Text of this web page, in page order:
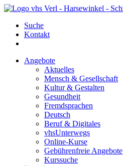
Suche
Kontakt
Angebote
Aktuelles
Mensch & Gesellschaft
Kultur & Gestalten
Gesundheit
Fremdsprachen
Deutsch
Beruf & Digitales
vhsUnterwegs
Online-Kurse
Gebührenfreie Angebote
Kurssuche